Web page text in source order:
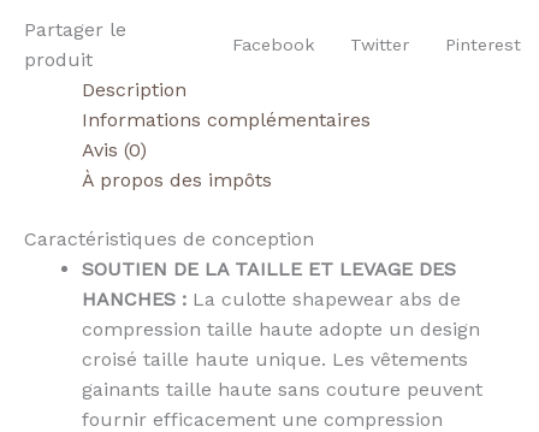
Partager le
produit
Facebook Twitter Pinterest
Description
Informations complémentaires
Avis (0)
À propos des impôts
Caractéristiques de conception
SOUTIEN DE LA TAILLE ET LEVAGE DES
HANCHES : La culotte shapewear abs de
compression taille haute adopte un design
croisé taille haute unique. Les vêtements
gainants taille haute sans couture peuvent
fournir efficacement une compression